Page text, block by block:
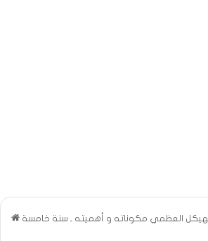
العظمي مكوناته و أهميته ـ سنة خامسة